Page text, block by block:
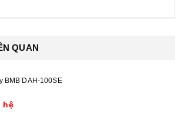
QUAN
BMB DAH-100SE
hệ